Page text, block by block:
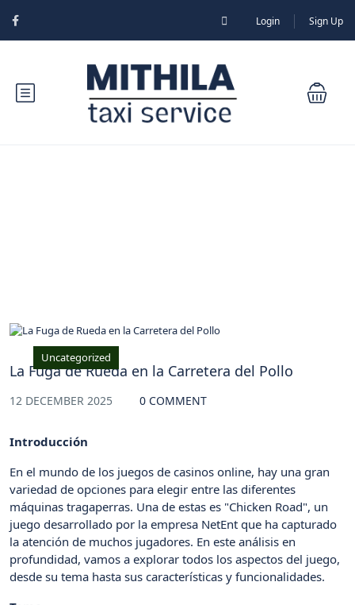
Login Sign Up
Uncategorized
La Fuga de Rueda en la Carretera del Pollo
12 DECEMBER 2025 0 COMMENT
Introducción
En el mundo de los juegos de casinos online, hay una gran
variedad de opciones para elegir entre las diferentes
máquinas tragaperras. Una de estas es "Chicken Road", un
juego desarrollado por la empresa NetEnt que ha capturado
la atención de muchos jugadores. En este análisis en
profundidad, vamos a explorar todos los aspectos del juego,
desde su tema hasta sus características y funcionalidades.